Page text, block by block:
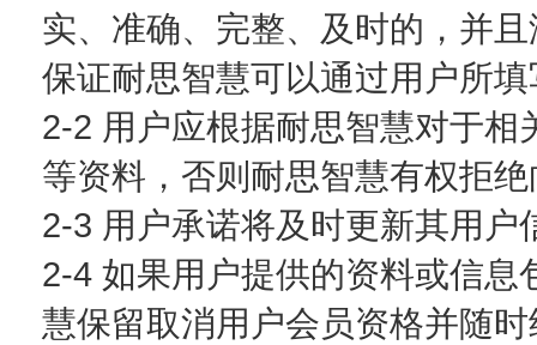
实、准确、完整、及时的，并
保证耐思智慧可以通过用户所
2-2 用户应根据耐思智慧对于
等资料，否则耐思智慧有权拒
2-3 用户承诺将及时更新其用
2-4 如果用户提供的资料或信
慧保留取消用户会员资格并随